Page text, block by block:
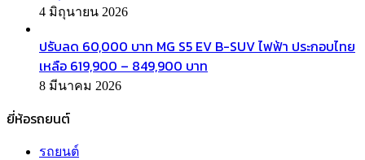
4 มิถุนายน 2026
ปรับลด 60,000 บาท MG S5 EV B-SUV ไฟฟ้า ประกอบไทย
เหลือ 619,900 – 849,900 บาท
8 มีนาคม 2026
ยี่ห้อรถยนต์
รถยนต์